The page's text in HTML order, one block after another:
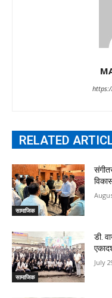
RELATED
सामाजिक
सामाजिक
डी.
July